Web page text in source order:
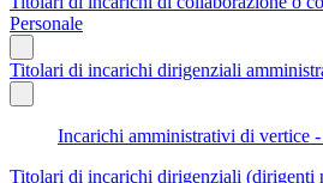
Personale
Titolari di incarichi dirigenziali
Incarichi amministrativi di vertice
Titolari di incarichi dirigenziali (dirigenti